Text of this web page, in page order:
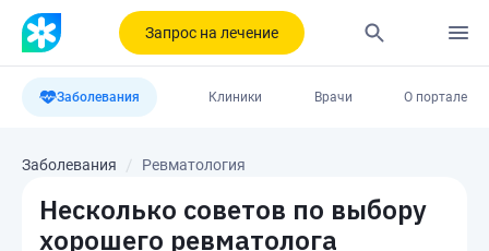
Запрос на лечение
Заболевания Клиники Врачи О портале
Заболевания Ревматология
Несколько советов по выбору
хорошего ревматолога